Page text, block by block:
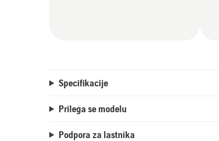
Specifikacije
Prilega se modelu
Podpora za lastnika